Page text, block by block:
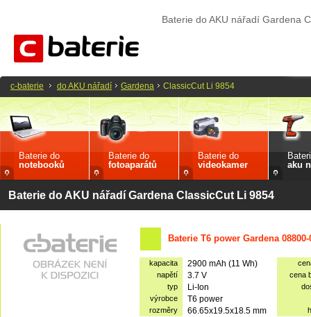
Baterie do AKU nářadí Gardena
Baterie do
notebooků
Baterie do
fotoaparátů
Baterie do
videokamer
aku
Baterie do AKU nářadí Gardena ClassicCut Li 9854
Baterie T6 power Gardena
kapacita 2900 mAh (11 Wh)
napětí
3.7 V
cena
typ
Li-Ion
výrobce
T6 power
rozměry 66.65x19.5x18.5 mm
c-baterie do AKU nářadí Gardena ClassicCut Li 9854